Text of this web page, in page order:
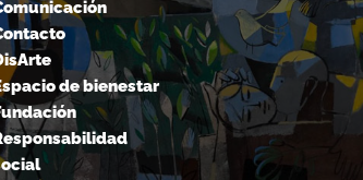
de bienestar